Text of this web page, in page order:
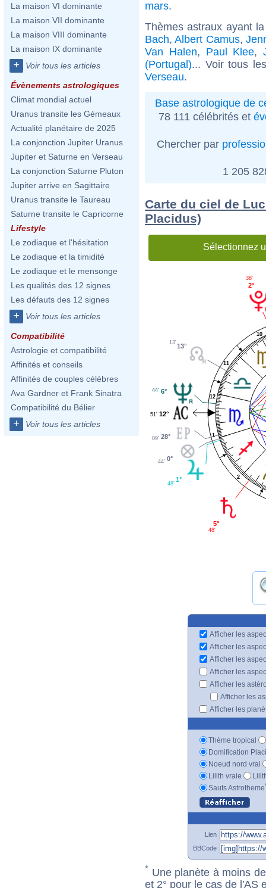
La maison VI dominante
La maison VII dominante
La maison VIII dominante
La maison IX dominante
+ Voir tous les articles
Évènements astrologiques
Climat mondial actuel
Uranus transite les Gémeaux
Actualité planétaire de 2025
La conjonction Jupiter Uranus
Jupiter et Saturne en Verseau
La conjonction Saturne Pluton
Jupiter arrive en Sagittaire
Uranus transite le Taureau
Saturne transite le Capricorne
Lifestyle
Le zodiaque et l'hésitation
Le zodiaque et la timidité
Le zodiaque et le mensonge
Les qualités des 12 signes
Les défauts des 12 signes
+ Voir tous les articles
Compatibilité
Astrologie et compatibilité
Affinités et conseils
Affinités de couples célèbres
Ava Gardner et Frank Sinatra
Compatibilité du Bélier
+ Voir tous les articles
mars.
Thèmes astraux ayant
Bach,Albert Camus,
Van Halen, Paul Klee,
(Portugal)... Voir tous
Verseau.
Base astrologique de
78 111 célébrités et
Chercher par
1 205
Carte du ciel de
Placidus)
Sélectionnez
1
2
10
11
12
2°
38'
13°
13'
6°
44'
12°
51'
28°
09'
0°
44'
1°
48'
5°
48'
Afficher les
Afficher les
Afficher les
Afficher les
Afficher les
Afficher les
Afficher les
Thème tropical
Domification
Noeud nord vrai
Lilith vraie
Sauts Astrotheme
Lien
BBCode
* Une planète à moins
et 2° pour le cas de l'AS